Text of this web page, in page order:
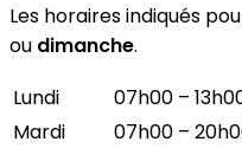
Les horaires indiqués
ou dimanche.
Lundi
07h00 –
Mardi
07h00 –